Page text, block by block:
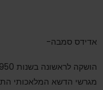
אדידס סמבה-
מגרשי הדשא המלאכותי